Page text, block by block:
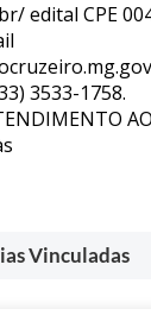
edital CPE
3533-1758.
Vinculadas